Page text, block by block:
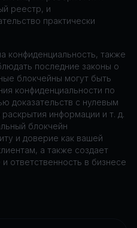
реестр, и
практически
конфиденциальность, также
последние законы о
блокчейны могут быть
конфиденциальности по
доказательств с нулевым
информации и т. д.
блокчейн
и доверие как вашей
а также создает
ответственность в бизнесе